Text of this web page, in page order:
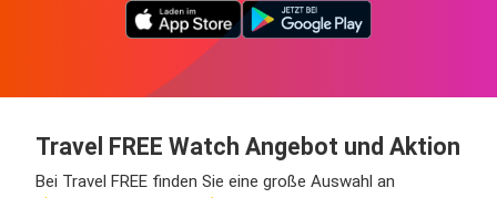
Travel FREE Watch Angebot und Aktion
Bei Travel FREE finden Sie eine große Auswahl an